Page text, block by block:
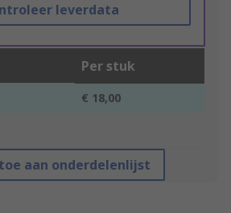
leverdata
Per stuk
€ 18,00
aan onderdelenlijst